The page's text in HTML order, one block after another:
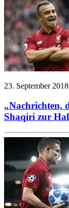
23. September 2018
„Nachrichten,
Shaqiri zur